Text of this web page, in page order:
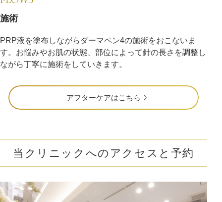
施術
PRP液を塗布しながらダーマペン4の施術をおこないま
す。お悩みやお肌の状態、部位によって針の長さを調整し
ながら丁寧に施術をしていきます。
アフターケアはこちら
当クリニックへのアクセスと予約